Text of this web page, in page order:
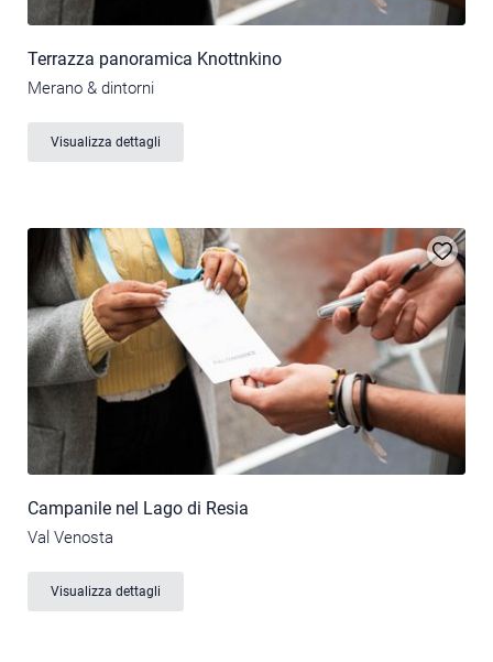
Terrazza panoramica Knottnkino
Merano & dintorni
Visualizza dettagli
Campanile nel Lago di Resia
Val Venosta
Visualizza dettagli